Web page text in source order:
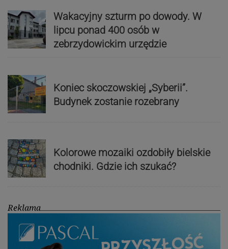
Wakacyjny szturm po dowody. W
lipcu ponad 400 osób w
zebrzydowickim urzędzie
Koniec skoczowskiej „Syberii”.
Budynek zostanie rozebrany
Kolorowe mozaiki ozdobiły bielskie
chodniki. Gdzie ich szukać?
Reklama